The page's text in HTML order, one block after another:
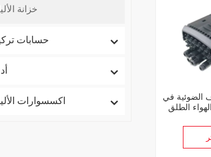
خزانة
حسابات
اكسسوارات
الضوئية في
الهواء الطلق FTTH 8/16/24